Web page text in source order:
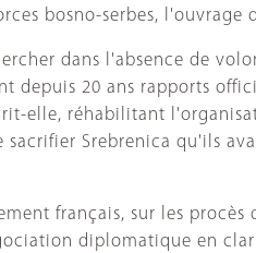
bosno-serbes,
dans l'absence de
depuis 20 ans rapports
elle, réhabilitant
Srebrenica qu'ils
français, sur les
diplomatique en